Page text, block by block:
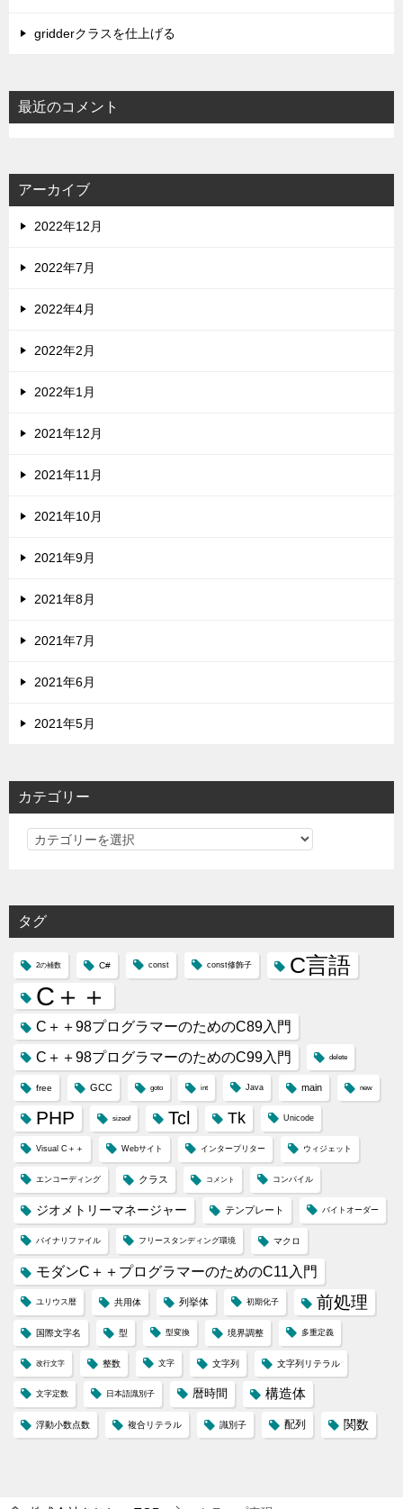
gridderクラスを仕上げる
最近のコメント
アーカイブ
2022年12月
2022年7月
2022年4月
2022年2月
2022年1月
2021年12月
2021年11月
2021年10月
2021年9月
2021年8月
2021年7月
2021年6月
2021年5月
カテゴリー
カ
リ
ー
タグ
2の補数 C# const const修飾子 C言語
C＋＋
C＋＋98プログラマーのためのC89入門
C＋＋98プログラマーのためのC99入門
delete
free GCC goto int Java main new
PHP sizeof Tcl Tk Unicode
Visual C＋＋ Webサイト インタープリター ウィジェット
エンコーディング クラス コメント コンパイル
ジオメトリーマネージャー テンプレート バイトオーダー
バイナリファイル フリースタンディング環境 マクロ
モダンC＋＋プログラマーのためのC11入門
ユリウス暦 共用体 列挙体 初期化子 前処理
国際文字名 型 型変換 境界調整 多重定義
改行文字 整数 文字 文字列 文字列リテラル
文字定数 日本語識別子 暦時間 構造体
浮動小数点数 複合リテラル 識別子 配列 関数